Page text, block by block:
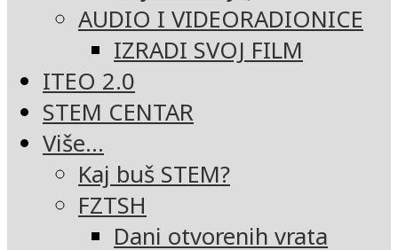
AUDIO I VIDEORADIONICE
IZRADI SVOJ FILM
ITEO 2.0
STEM CENTAR
Više…
Kaj buš STEM?
FZTSH
Dani otvorenih vrata